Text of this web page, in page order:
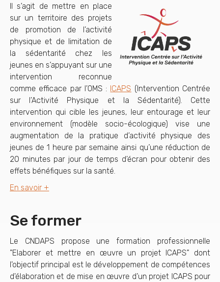
Il s’agit de mettre en place
sur un territoire des projets
de promotion de l’activité
physique et de limitation de
la sédentarité chez les
jeunes en s’appuyant sur une
intervention reconnue
comme efficace par l’OMS : ICAPS (Intervention Centrée
sur l’Activité Physique et la Sédentarité). Cette
intervention qui cible les jeunes, leur entourage et leur
environnement (modèle socio-écologique) vise une
augmentation de la pratique d’activité physique des
jeunes de 1 heure par semaine ainsi qu’une réduction de
20 minutes par jour de temps d’écran pour obtenir des
effets bénéfiques sur la santé.
En savoir +
Se former
Le CNDAPS propose une formation professionnelle
"Elaborer et mettre en œuvre un projet ICAPS" dont
l'objectif principal est le développement de compétences
d'élaboration et de mise en œuvre d’un projet ICAPS pour